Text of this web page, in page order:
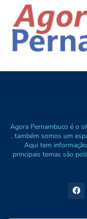
Agora Pernambuco é o
, também somos um
Aqui tem
principais temas são